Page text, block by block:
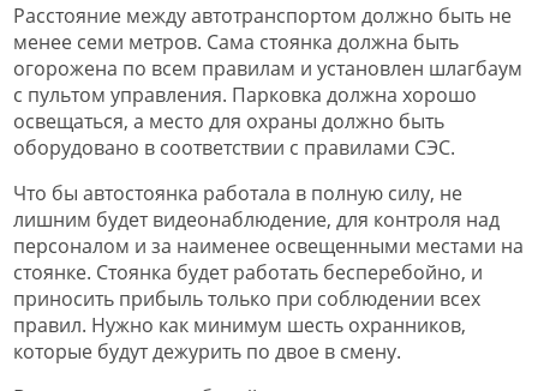
Расстояние между автотранспортом должно быть не
менее семи метров. Сама стоянка должна быть
огорожена по всем правилам и установлен шлагбаум
с пультом управления. Парковка должна хорошо
освещаться, а место для охраны должно быть
оборудовано в соответствии с правилами СЭС.
Что бы автостоянка работала в полную силу, не
лишним будет видеонаблюдение, для контроля над
персоналом и за наименее освещенными местами на
стоянке. Стоянка будет работать бесперебойно, и
приносить прибыль только при соблюдении всех
правил. Нужно как минимум шесть охранников,
которые будут дежурить по двое в смену.